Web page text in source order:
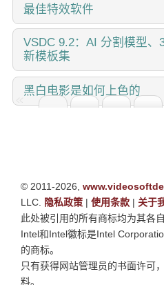
閱的編輯軟體徹底改變了我的工
何為您提供所需的所有基本編輯
的限制。 幾乎毀掉我頻道的浮
沙漠的旅行日誌嗎？我花了14個
器中編輯日落片段，卻發現一個
品。那一週，我的影片互動率下
到了VSDC。他們的承諾好得令
我很快重新編輯了整個旅行日
改变就是进步，而这个过程离不
的反馈后，我们已经解决了多个
升您编辑体验的更新。 150+模
检测和界面更新 我们非常高兴地
最佳特效软件
简介 2024年，用于创建视觉特
来越难以确定顶级选择。 在这里
视觉FX软件的指南，帮助您为
寻找高级合成工具、强大的3D
面，这篇文章将帮助您导航各种
VSDC 9.2：AI 分割模型、
新模板集
VSDC 9.2 已发布，带来了突破
分割工具，它能精确地移除对象
黑白电影是如何上色的
致许多经典电影被彩色化。多
件自动为每个像素上色，大大加
将了解彩色化的工作原理，探索
以饱满、生动的色彩重新呈现的
© 2011-2026,
LLC. 隐私政策 | 使用条款 | 关于
此处被引用的所有商标均为其各
Intel和Intel徽标是Intel
的商标。
只有获得网站管理员的书面许可
料。